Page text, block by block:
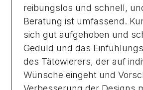
reibungslos und schnell,
Beratung ist umfassend.
sich gut aufgehoben und
Geduld und das
des Tätowierers, der auf
Wünsche eingeht und